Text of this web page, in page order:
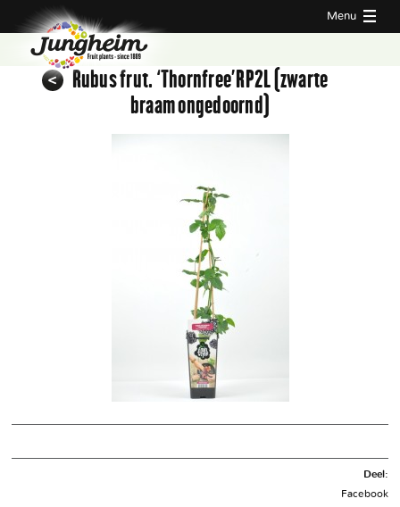
Menu
Rubus frut. ‘Thornfree’RP2L (zwarte
braam ongedoornd)
Deel:
Facebook